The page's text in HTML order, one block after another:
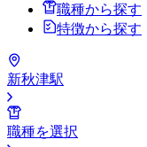
職種から探す
特徴から探す
新秋津駅
職種を選択